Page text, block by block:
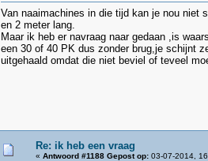
Van naaimachines in die tijd kan je nou niet
en 2 meter lang.
Maar ik heb er navraag naar gedaan ,is
een 30 of 40 PK dus zonder brug,je schijnt
uitgehaald omdat die niet beviel of teveel
Re: ik heb een vraag
« Antwoord #1188 Gepost op:03-07-2014,